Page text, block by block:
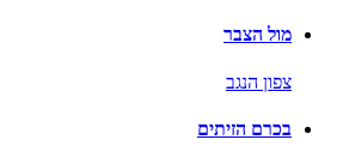
מול הצבר
צפון הנגב
בכרם הזיתים